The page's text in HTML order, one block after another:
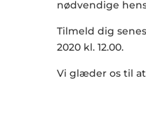
nødvendige
Tilmeld dig
2020 kl. 12.00.
Vi glæder os til